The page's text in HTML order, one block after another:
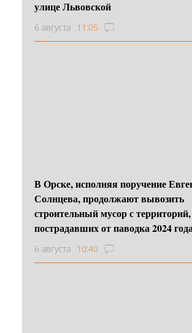
улице Львовской
6 августа 11:05
В Орске, исполняя поручение
Солнцева, продолжают вывозить
строительный мусор с территорий,
пострадавших от паводка 2024
6 августа 10:40